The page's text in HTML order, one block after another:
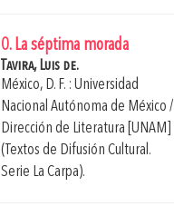
0. La séptima morada
Tavira, Luis de.
México, D. F. : Universidad
Nacional Autónoma de México /
Dirección de Literatura [UNAM]
(Textos de Difusión Cultural.
Serie La Carpa).